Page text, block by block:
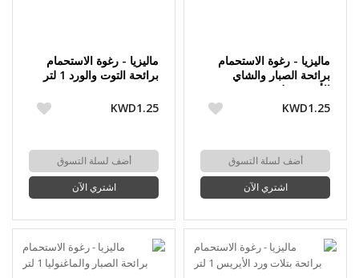
ماليزيا - رغوة الاستحمام
برائحة الصبار والشاي
الأخضر 1 لتر
KWD1.25
أضف لسلة التسوق
اشتري الآن
ماليزيا - رغوة الاستحمام
برائحة التوت والورد 1 لتر
KWD1.25
أضف لسلة التسوق
اشتري الآن